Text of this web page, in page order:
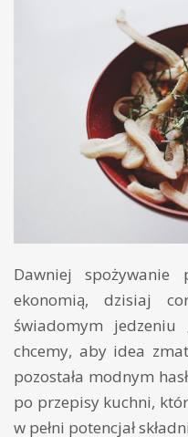
Dawniej spożywanie
ekonomią, dzisiaj
świadomym jedzeniu
chcemy, aby idea
pozostała modnym
po przepisy kuchni,
w pełni potencjał